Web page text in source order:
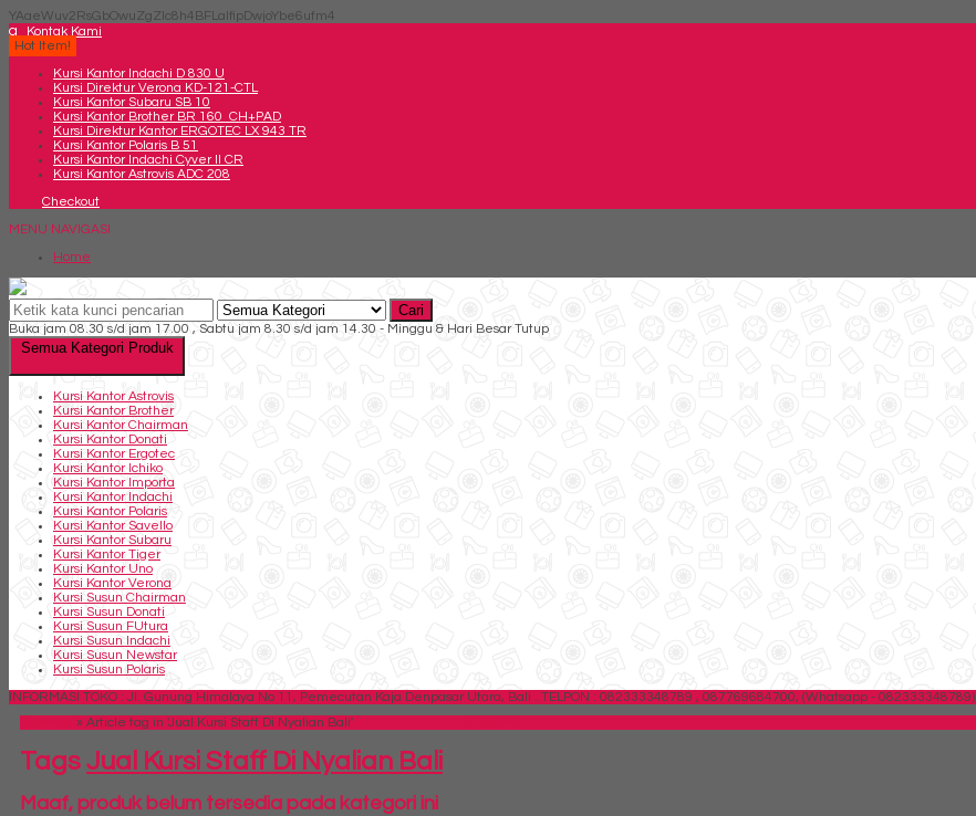
YAaeWuv2RsGbOwuZgZlc8h4BFLalfipDwjoYbe6ufm4
q
Kontak Kami
Hot Item!
Kursi Kantor Indachi D 830 U
Kursi Direktur Verona KD-121-CTL
Kursi Kantor Subaru SB 10
Kursi Kantor Brother BR 160 CH+PAD
Kursi Direktur Kantor ERGOTEC LX 943 TR
Kursi Kantor Polaris B 51
Kursi Kantor Indachi Cyver II CR
Kursi Kantor Astrovis ADC 208
Checkout
MENU NAVIGASI
Home
Cari
Buka jam 08.30 s/d jam 17.00 , Sabtu jam 8.30 s/d jam 14.30 - Minggu & Hari Besar Tutup
Semua Kategori Produk
Kursi Kantor Astrovis
Kursi Kantor Brother
Kursi Kantor Chairman
Kursi Kantor Donati
Kursi Kantor Ergotec
Kursi Kantor Ichiko
Kursi Kantor Importa
Kursi Kantor Indachi
Kursi Kantor Polaris
Kursi Kantor Savello
Kursi Kantor Subaru
Kursi Kantor Tiger
Kursi Kantor Uno
Kursi Kantor Verona
Kursi Susun Chairman
Kursi Susun Donati
Kursi Susun FUtura
Kursi Susun Indachi
Kursi Susun Newstar
Kursi Susun Polaris
INFORMASI TOKO : Jl. Gunung Himalaya No 11, Pemecutan Kaja Denpasar Utara, Bali . TELPON : 082333348789 , 087769684700, (Whatsapp - 082333348789)
» Article tag in 'Jual Kursi Staff Di Nyalian Bali'
Tags Jual Kursi Staff Di Nyalian Bali
Maaf, produk belum tersedia pada kategori ini